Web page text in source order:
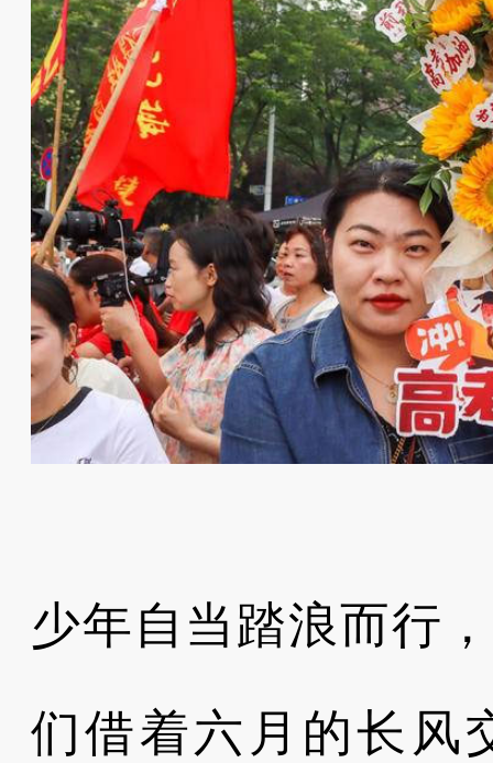
少年自当踏浪而行
们借着六月的长风